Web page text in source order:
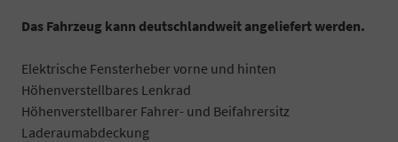
Das Fahrzeug kann deutschlandweit angeliefert werden.
Elektrische Fensterheber vorne und hinten
Höhenverstellbares Lenkrad
Höhenverstellbarer Fahrer- und Beifahrersitz
Laderaumabdeckung